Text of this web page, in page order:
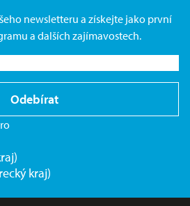
newsletteru a získejte jako první
a dalších zajímavostech.
Odebírat
kraj)